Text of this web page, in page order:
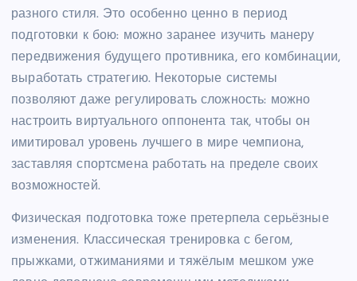
разного стиля. Это особенно ценно в период
подготовки к бою: можно заранее изучить манеру
передвижения будущего противника, его комбинации,
выработать стратегию. Некоторые системы
позволяют даже регулировать сложность: можно
настроить виртуального оппонента так, чтобы он
имитировал уровень лучшего в мире чемпиона,
заставляя спортсмена работать на пределе своих
возможностей.
Физическая подготовка тоже претерпела серьёзные
изменения. Классическая тренировка с бегом,
прыжками, отжиманиями и тяжёлым мешком уже